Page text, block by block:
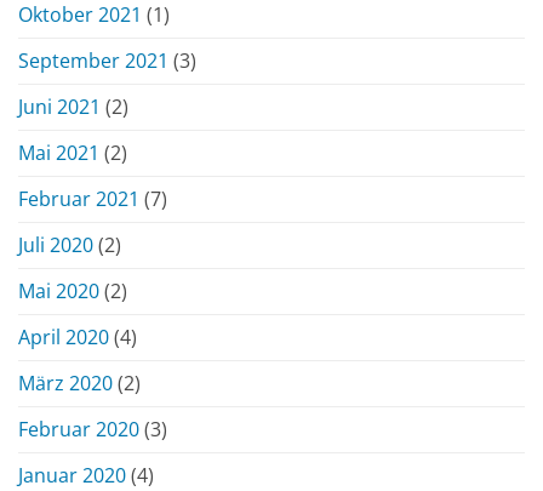
Oktober 2021 (1)
September 2021 (3)
Juni 2021 (2)
Mai 2021 (2)
Februar 2021 (7)
Juli 2020(2)
Mai 2020(2)
April 2020(4)
März 2020(2)
Februar 2020(3)
Januar 2020(4)